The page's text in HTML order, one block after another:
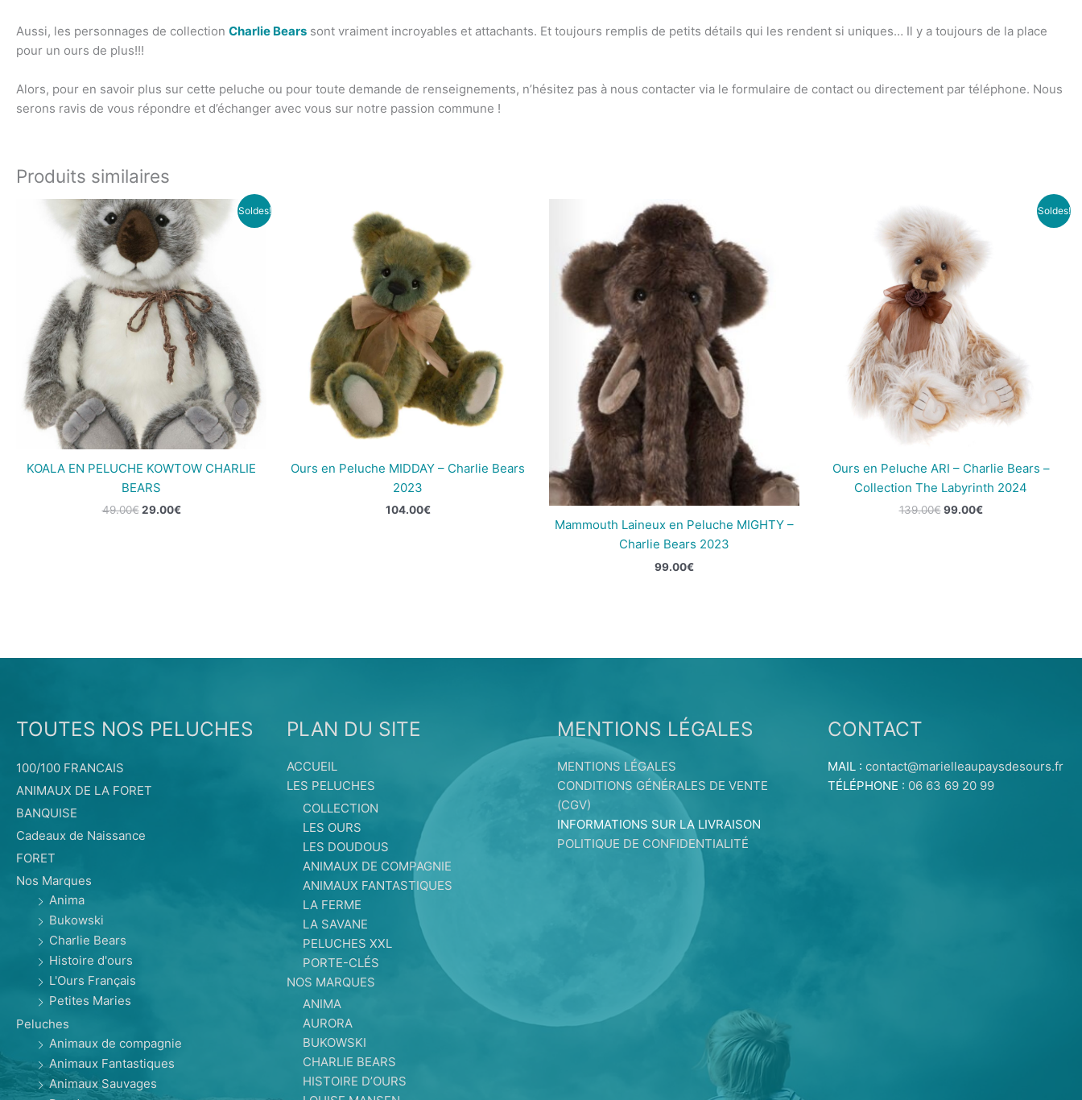
Aussi, les personnages de collection Charlie Bears sont vraiment incroyables et attachants. Et toujours remplis de petits détails qui les rendent si uniques… Il y a toujours de la place
pour un ours de plus!!!
Alors, pour en savoir plus sur cette peluche ou pour toute demande de renseignements, n’hésitez pas à nous contacter via le formulaire de contact ou directement par téléphone. Nous
serons ravis de vous répondre et d’échanger avec vous sur notre passion commune !
Produits similaires
Soldes!
KOALA EN PELUCHE KOWTOW CHARLIE
BEARS
49.00€
Le
prix
initial
était :
49.00€.
29.00€
Le
prix
actuel
est :
29.00€.
Ours en Peluche MIDDAY – Charlie Bears
2023
104.00€
Mammouth Laineux en Peluche MIGHTY –
Charlie Bears 2023
99.00€
Soldes!
Ours en Peluche ARI – Charlie Bears –
Collection The Labyrinth 2024
139.00€
prix
initial
était :
139.00€.
99.00€
TOUTES NOS PELUCHES
100/100 FRANCAIS
ANIMAUX DE LA FORET
BANQUISE
Cadeaux de Naissance
FORET
Nos Marques
Anima
Bukowski
Charlie Bears
Histoire d'ours
L'Ours Français
Petites Maries
Peluches
Animaux de compagnie
Animaux Fantastiques
Animaux Sauvages
PLAN DU SITE
ACCUEIL
LES PELUCHES
COLLECTION
LES OURS
LES DOUDOUS
ANIMAUX DE COMPAGNIE
ANIMAUX FANTASTIQUES
LA FERME
LA SAVANE
PELUCHES XXL
PORTE-CLÉS
NOS MARQUES
ANIMA
AURORA
BUKOWSKI
CHARLIE BEARS
HISTOIRE D’OURS
MENTIONS LÉGALES
MENTIONS LÉGALES
CONDITIONS GÉNÉRALES DE VENTE
(CGV)
INFORMATIONS SUR LA LIVRAISON
POLITIQUE DE CONFIDENTIALITÉ
CONTACT
MAIL : contact@marielleaupaysdesours.fr
TÉLÉPHONE : 06 63 69 20 99